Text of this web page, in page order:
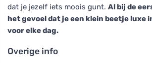
dat je jezelf iets moois gunt. Al bij de
het gevoel dat je een klein beetje luxe
voor elke dag.
Overige info